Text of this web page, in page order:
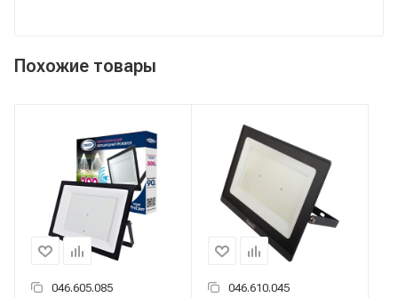
Похожие товары
046.605.085 046.610.045